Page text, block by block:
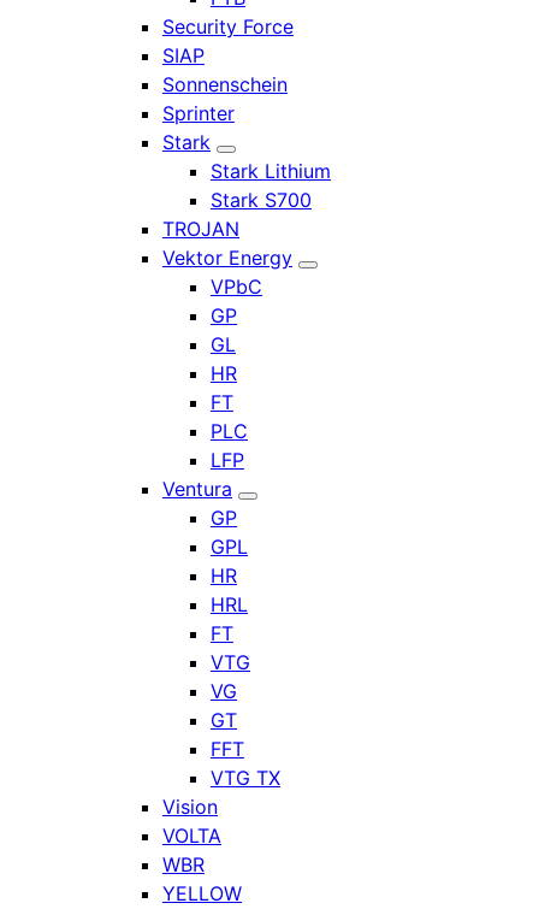
Security Force
SIAP
Sonnenschein
Sprinter
Stark
Stark Lithium
Stark S700
TROJAN
Vektor Energy
VPbC
GP
GL
HR
FT
PLC
LFP
Ventura
GP
GPL
HR
HRL
FT
VTG
VG
GT
FFT
VTG TX
Vision
VOLTA
WBR
YELLOW